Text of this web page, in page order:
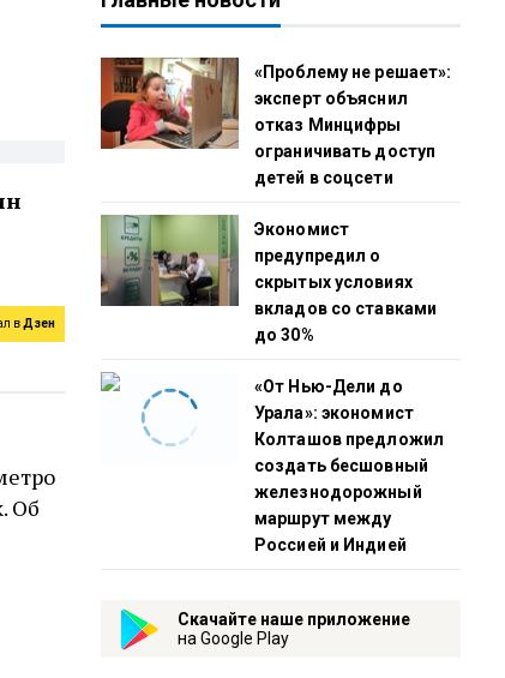
вДзен
Об
«Проблему не решает»:
эксперт объяснил
отказ Минцифры
ограничивать доступ
детей в соцсети
Экономист
предупредил о
скрытых условиях
вкладов со ставками
до 30%
«От Нью-Дели до
Урала»: экономист
Колташов предложил
создать бесшовный
железнодорожный
маршрут между
Россией и Индией
Скачайте наше приложение
на Google Play